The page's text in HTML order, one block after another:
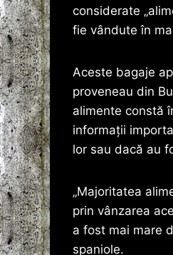
considerate
fie vândute în
Aceste bagaje
proveneau din
alimente constă
informații
lor sau dacă au
„Majoritatea
prin vânzarea
a fost mai mare
spaniole.